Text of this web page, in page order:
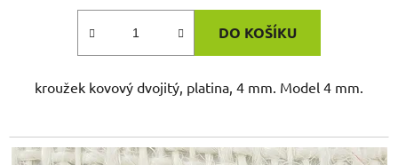
DO KOŠÍKU
kroužek kovový dvojitý, platina, 4 mm. Model 4 mm.